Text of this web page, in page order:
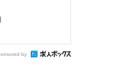
by